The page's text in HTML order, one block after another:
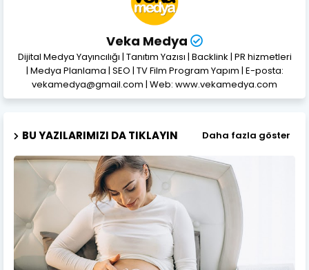
Veka Medya
Dijital Medya Yayıncılığı | Tanıtım Yazısı | Backlink | PR hizmetleri
| Medya Planlama | SEO | TV Film Program Yapım | E-posta:
vekamedya@gmail.com | Web: www.vekamedya.com
BU YAZILARIMIZI DA TIKLAYIN Daha fazla göster